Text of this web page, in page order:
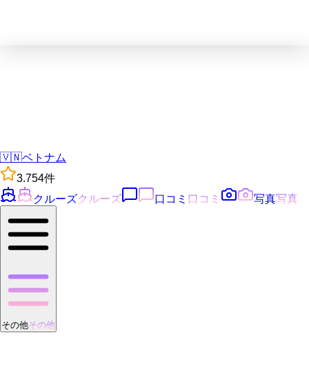
🇻🇳ベトナム
3.754件
クルーズクルーズ 口コミ 口コミ 写真写真
その他その他